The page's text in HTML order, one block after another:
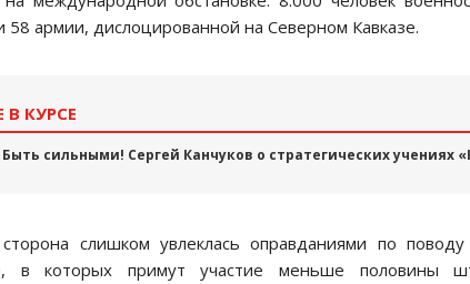
58 армии, дислоцированной на Северном Кавказе.
В КУРСЕ
Быть сильными! Сергей Канчуков о стратегических учениях
сторона слишком увлеклась оправданиями по
в которых примут участие меньше половины